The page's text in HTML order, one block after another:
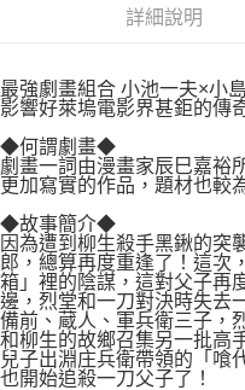
３．未成年的使用者請事先徵得
「AFTEE先享後付」，若未經同
時審查核予不同之上限額度；若
請求用戶進行身份認證。
５．嚴禁一人註冊多個帳號或使
恩沛科技股份有限公司將有權停
國家/地區配送
詳細說明
最強劇畫組合 小池一夫×小
影響好萊塢電影界甚鉅的傳
◆何謂劇畫◆
劇畫一詞由漫畫家辰巳嘉裕
更加寫實的作品，題材也較
◆故事簡介◆
因為遭到柳生殺手黑鍬的突
郎，總算再度重逢了！這次
箱」裡的陰謀，這對父子再
邊，烈堂和一刀對決時失去
備前、蔵人、軍兵衛三子，
和柳生的故鄉召集另一批高
兒子出淵庄兵衛帶領的「喰
也開始追殺一刀父子了！